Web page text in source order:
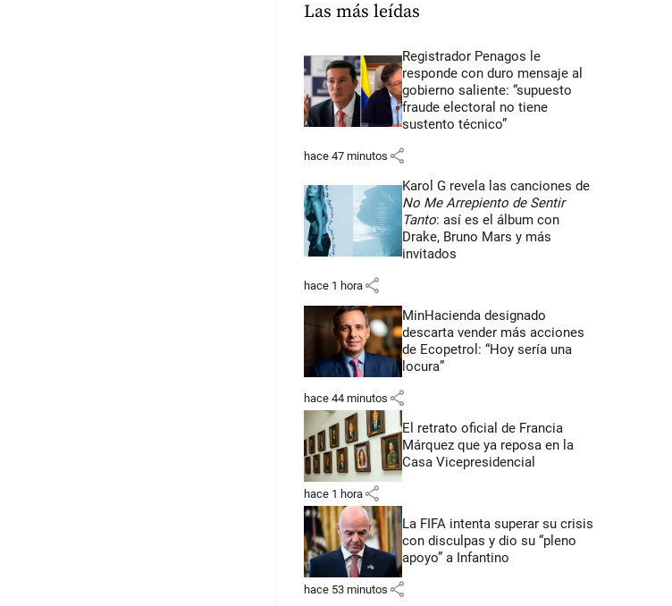
Las más leídas
Registrador Penagos le
responde con duro mensaje al
gobierno saliente: “supuesto
fraude electoral no tiene
sustento técnico”
hace 47 minutos share
Karol G revela las canciones de
No Me Arrepiento de Sentir
Tanto: así es el álbum con
Drake, Bruno Mars y más
invitados
hace 1 hora share
MinHacienda designado
descarta vender más acciones
de Ecopetrol: “Hoy sería una
locura”
hace 44 minutos share
El retrato oficial de Francia
Márquez que ya reposa en la
Casa Vicepresidencial
hace 1 hora share
La FIFA intenta superar su crisis
con disculpas y dio su “pleno
apoyo” a Infantino
hace 53 minutos share